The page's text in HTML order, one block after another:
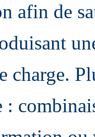
afin de
charge.